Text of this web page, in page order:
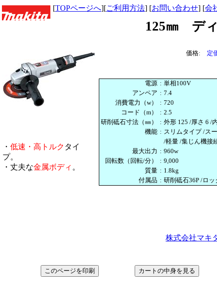
125㎜ デ
価格: 定
電源 : 単相100V
アンペア : 7.4
消費電力（w）
: 720
コード（m）
: 2.5
研削砥石寸法（㎜）
: 外形 125 /厚さ 6 /
機能 : スリムタイプ /ス
/軽量 /集じん機接
最大出力 : 960w
回転数（回転/分）
: 9,000
質量 : 1.8kg
付属品 : 研削砥石36P /ロ
[TOPページへ][ご利用方法] [お問い合わせ] [会
株式会社マキ
・ 低速・高トルク タイ
プ。
・丈夫な金属ボディ 。